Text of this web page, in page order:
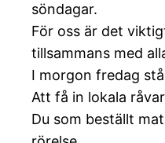
söndagar.
För oss är det
tillsammans med
I morgon fredag
Att få in lokala
Du som beställt